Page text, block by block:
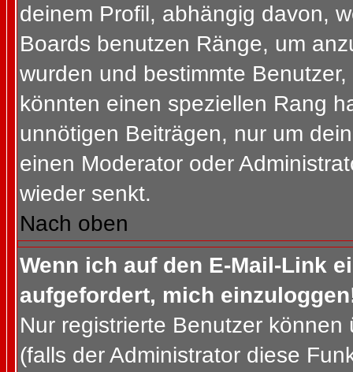
deinem Profil, abhängig davon,
Boards benutzen Ränge, um
wurden und bestimmte
könnten einen speziellen Rang
unnötigen Beiträgen, nur um
einen Moderator oder
wieder senkt.
Nach oben
Wenn ich auf den E-Mail-Link
aufgefordert, mich
Nur registrierte Benutzer
(falls der Administrator diese